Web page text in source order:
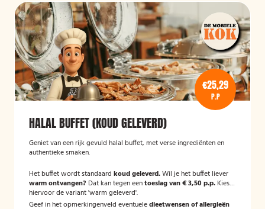
€25,29
P.P
HALAL BUFFET (KOUD GELEVERD)
Geniet van een rijk gevuld halal buffet, met verse ingrediënten en
authentieke smaken.
Het buffet wordt standaard koud geleverd.Wil je het buffet liever
warm ontvangen? Dat kan tegen eentoeslag van € 3,50 p.p. Kies
hiervoor de variant 'warm geleverd'.
Geef in het opmerkingenveld eventueledieetwensen of allergieën